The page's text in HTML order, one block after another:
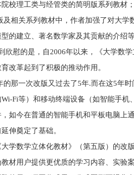
校理工类与经管类的简明版系列教材
及相关系列教材中，作者加强了对大
的建立、著名数学家及其贡献的介绍
欣慰的是，自2006年以来，《大学数
改革起到了积极的推动作用。
的那一次改版又过去了5年.而在这5年
Fi等）和移动终端设备（如智能手
，如今在普通的智能手机和平板电脑
伸奠定了基础。
学数学立体化教材》（第五版）的改
材用户提供更优质的学习内容、实验